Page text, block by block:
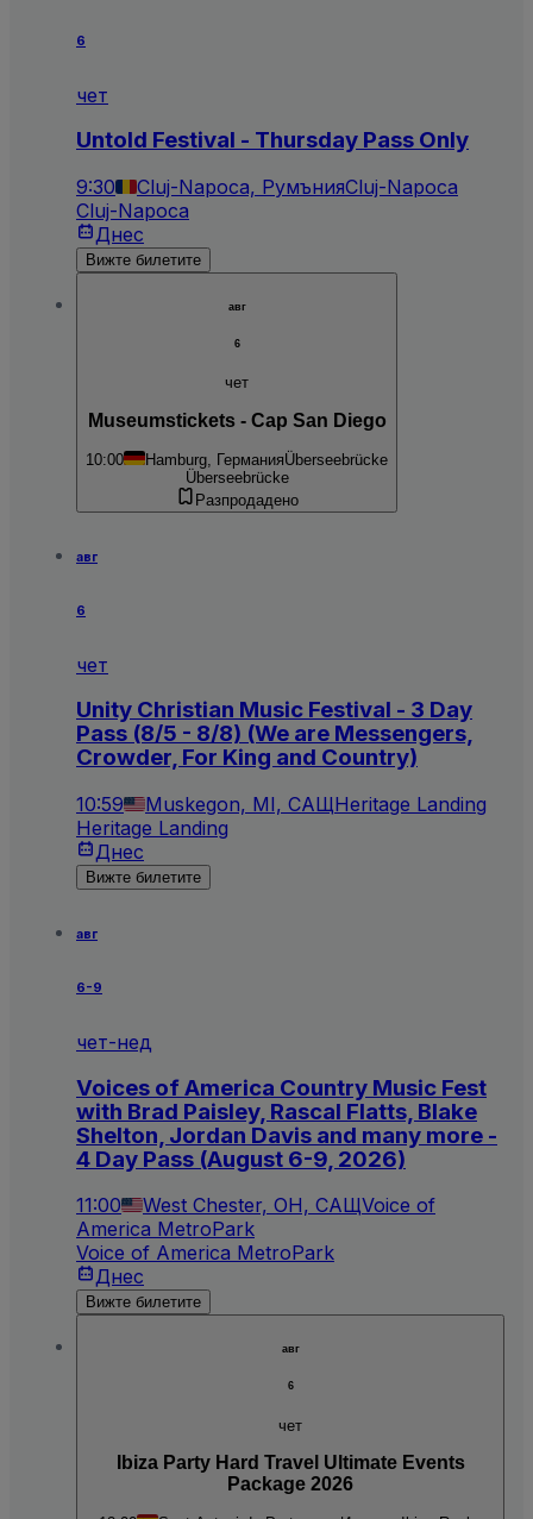
6
чет
Untold Festival - Thursday Pass Only
9:30 Cluj-Napoca, РумънияCluj-Napoca
Cluj-Napoca
Днес
Вижте билетите
авг
6
чет
Museumstickets - Cap San Diego
10:00 Hamburg, ГерманияÜberseebrücke
Überseebrücke
Разпродадено
авг
6
чет
Unity Christian Music Festival - 3 Day
Pass (8/5 - 8/8) (We are Messengers,
Crowder, For King and Country)
10:59 Muskegon, MI, САЩHeritage Landing
Heritage Landing
Днес
Вижте билетите
авг
6-9
чет-нед
Voices of America Country Music Fest
with Brad Paisley, Rascal Flatts, Blake
Shelton, Jordan Davis and many more -
4 Day Pass (August 6-9, 2026)
11:00 West Chester, OH, САЩVoice of
America MetroPark
Voice of America MetroPark
Днес
Вижте билетите
авг
6
чет
Ibiza Party Hard Travel Ultimate Events
Package 2026